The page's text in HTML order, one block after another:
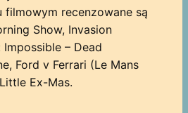
filmowym recenzowane są
Show, Invasion
– Dead
Ford v Ferrari (Le Mans
Ex-Mas.